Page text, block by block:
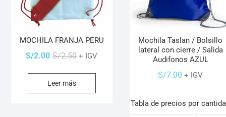
MOCHILA FRANJA PERU
S/2.50 El
era:
S/2.00
El
es:
+ IGV
Leer más
Mochila Taslan / Bolsillo
lateral con cierre / Salida
Audifonos AZUL
S/7.00 + IGV
Tabla de precios por